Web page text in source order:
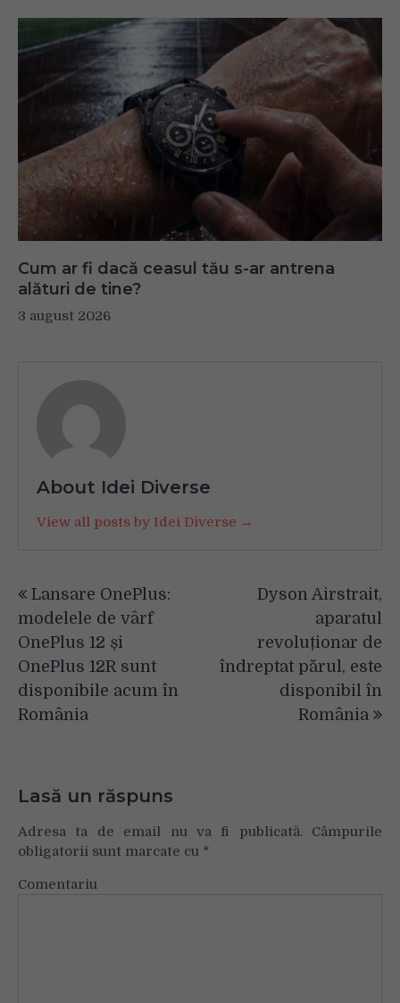
Cum ar fi dacă ceasul tău s-ar antrena
alături de tine?
3 august 2026
About Idei Diverse
View all posts by Idei Diverse →
în
articole
Lansare OnePlus:
modelele de vârf
OnePlus 12 și
OnePlus 12R sunt
disponibile acum în
România
Dyson Airstrait,
aparatul
revoluționar de
îndreptat părul, este
disponibil în
România
Lasă un răspuns
Adresa ta de email nu va fi publicată. Câmpurile
obligatorii sunt marcate cu *
Comentariu